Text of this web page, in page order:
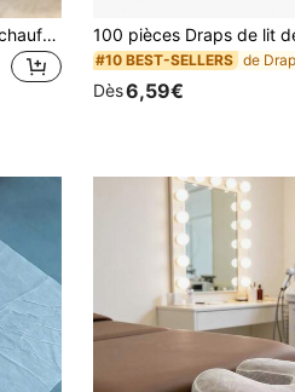
Couverture de massage chauffée pour bureau, housse de lit de massage de salon, serviette avec trou, oreiller en forme de U pour le visage, repose-tête pour chaise de relaxation SPA
#10 BEST-SELLERS
Dès6,59€